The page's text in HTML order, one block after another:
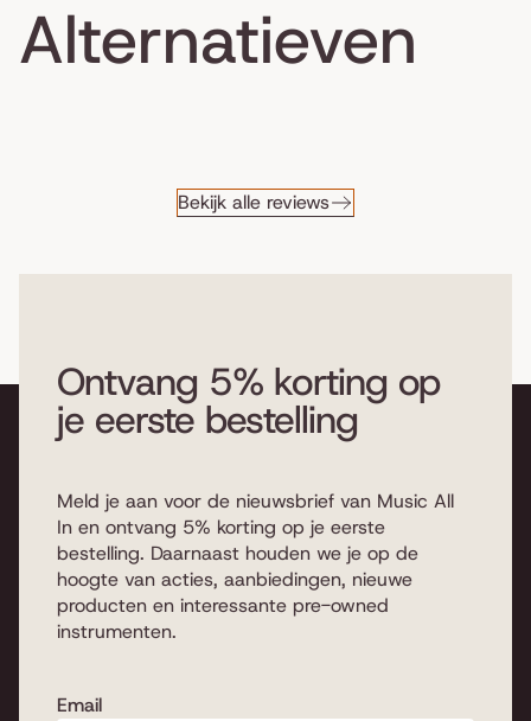
Alternatieven
Bekijk alle reviews
Ontvang 5% korting op
je eerste bestelling
Meld je aan voor de nieuwsbrief van Music All
In en ontvang 5% korting op je eerste
bestelling. Daarnaast houden we je op de
hoogte van acties, aanbiedingen, nieuwe
producten en interessante pre-owned
instrumenten.
Email